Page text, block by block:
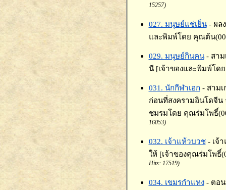
15257)
027. มนุษย์แช่เย็น - ผล
และพิมพ์โดย คุณต้น
029. มนุษย์กินคน - สา
นี [เจ้าของและพิมพ์โด
031. นักกีฬาเอก - สาม
ก่อนที่สงครามอินโดจีน
ชมรมโดย คุณร่มโพธิ์
16053)
032. เจ้าแห้วบวช - เจ้
ให้ [เจ้าของคุณร่มโพธิ์
Hits: 17519)
034. เขมรกำแหง - ตอ